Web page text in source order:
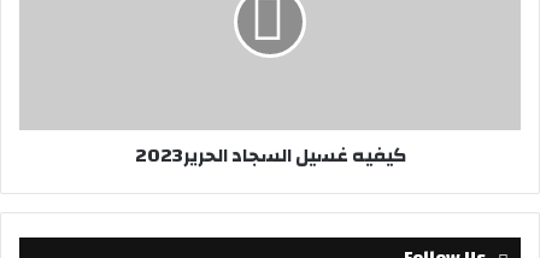
كيفيه غسيل السجاد الحرير2023